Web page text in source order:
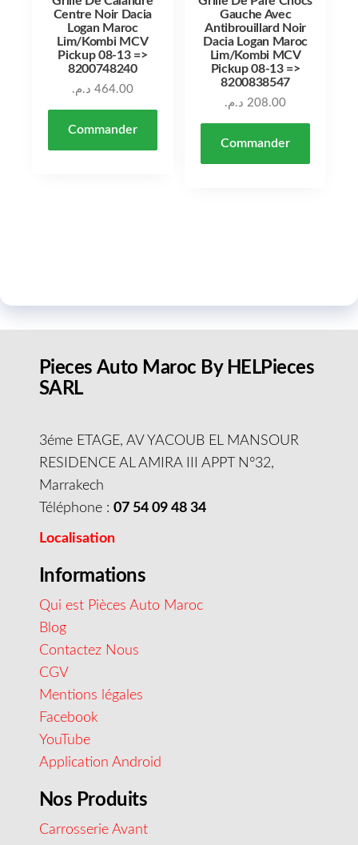
Centre Noir Dacia
Logan Maroc
Lim/Kombi MCV
Pickup 08-13 =>
8200748240
464.00 د.م.
Commander
Gauche Avec
Antibrouillard Noir
Dacia Logan Maroc
Lim/Kombi MCV
Pickup 08-13 =>
8200838547
208.00 د.م.
Commander
Pieces Auto Maroc By HELPieces
SARL
3éme ETAGE, AV YACOUB EL MANSOUR
RESIDENCE AL AMIRA III APPT N°32,
Marrakech
Téléphone : 07 54 09 48 34
Localisation
Informations
Qui est Pièces Auto Maroc
Blog
Contactez Nous
CGV
Mentions légales
Facebook
YouTube
Application Android
Nos Produits
Carrosserie Avant